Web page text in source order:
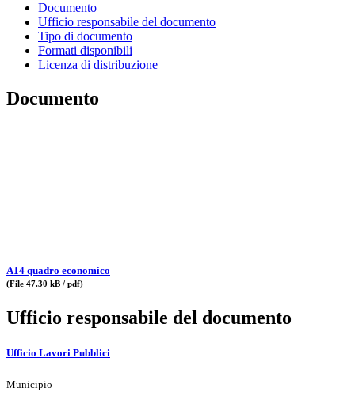
Documento
Ufficio responsabile del documento
Tipo di documento
Formati disponibili
Licenza di distribuzione
Documento
A14 quadro economico
(File 47.30 kB / pdf)
Ufficio responsabile del documento
Ufficio Lavori Pubblici
Municipio